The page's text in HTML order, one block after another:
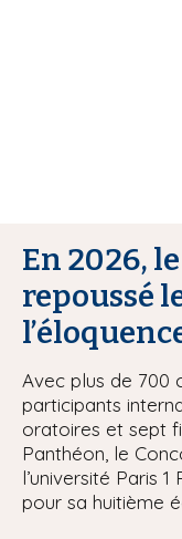
En 2026,
repoussé
Avec plus de 700
participants
oratoires et sept
Panthéon, le
l’université Paris
pour sa huitième